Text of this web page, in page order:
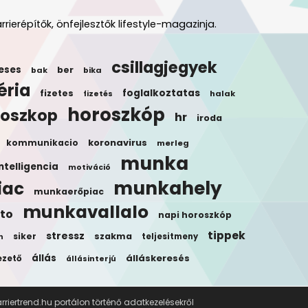
önfejlesztők lifestyle-magazinja.
bak ber bika csillagjegyek
fizetes fizetés foglalkoztatas halak
horoszkóp hr iroda
kommunikacio koronavirus merleg
motiváció munka
munkaerőpiac munkahely
munkavallalo napi horoszkóp
siker stressz szakma teljesitmeny tippek
állás állásinterjú álláskeresés
karriertrend.hu portálon történő adatkezelésekről